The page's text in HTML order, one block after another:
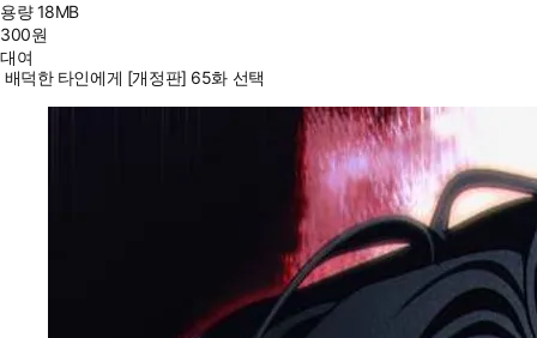
용량18MB
300원
대여
배덕한 타인에게 [개정판] 65화 선택